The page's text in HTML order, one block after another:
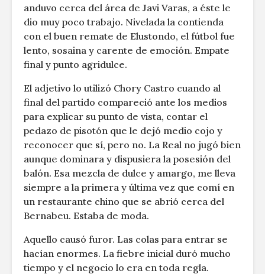
anduvo cerca del área de Javi Varas, a éste le
dio muy poco trabajo. Nivelada la contienda
con el buen remate de Elustondo, el fútbol fue
lento, sosaina y carente de emoción. Empate
final y punto agridulce.
El adjetivo lo utilizó Chory Castro cuando al
final del partido compareció ante los medios
para explicar su punto de vista, contar el
pedazo de pisotón que le dejó medio cojo y
reconocer que sí, pero no. La Real no jugó bien
aunque dominara y dispusiera la posesión del
balón. Esa mezcla de dulce y amargo, me lleva
siempre a la primera y última vez que comí en
un restaurante chino que se abrió cerca del
Bernabeu. Estaba de moda.
Aquello causó furor. Las colas para entrar se
hacían enormes. La fiebre inicial duró mucho
tiempo y el negocio lo era en toda regla.